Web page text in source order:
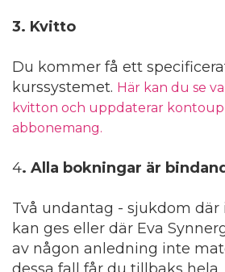
3. Kvitto
Du kommer få ett
kurssystemet. Här kan du se
kvitton och uppdaterar
abbonemang.
4. Alla bokningar är
Två undantag - sjukdom där
kan ges eller där Eva
av någon anledning inte